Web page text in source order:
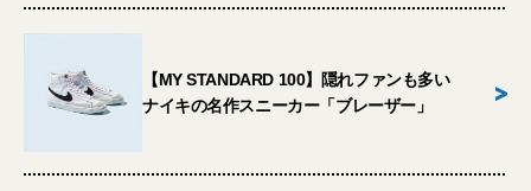
【MY STANDARD 100】隠れファンも多い
ナイキの名作スニーカー「ブレーザー」
>